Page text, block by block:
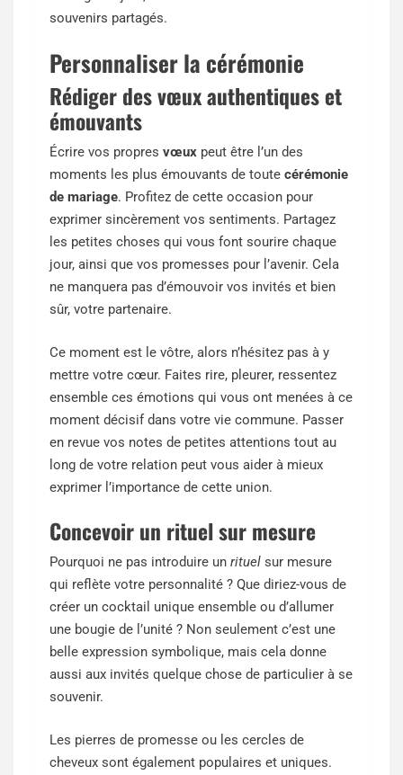
souvenirs partagés.
Personnaliser la cérémonie
Rédiger des vœux authentiques et
émouvants
Écrire vos propres vœux peut être l’un des
moments les plus émouvants de toute cérémonie
de mariage. Profitez de cette occasion pour
exprimer sincèrement vos sentiments. Partagez
les petites choses qui vous font sourire chaque
jour, ainsi que vos promesses pour l’avenir. Cela
ne manquera pas d’émouvoir vos invités et bien
sûr, votre partenaire.
Ce moment est le vôtre, alors n’hésitez pas à y
mettre votre cœur. Faites rire, pleurer, ressentez
ensemble ces émotions qui vous ont menées à ce
moment décisif dans votre vie commune. Passer
en revue vos notes de petites attentions tout au
long de votre relation peut vous aider à mieux
exprimer l’importance de cette union.
Concevoir un rituel sur mesure
Pourquoi ne pas introduire un rituel sur mesure
qui reflète votre personnalité ? Que diriez-vous de
créer un cocktail unique ensemble ou d’allumer
une bougie de l’unité ? Non seulement c’est une
belle expression symbolique, mais cela donne
aussi aux invités quelque chose de particulier à se
souvenir.
Les pierres de promesse ou les cercles de
cheveux sont également populaires et uniques.